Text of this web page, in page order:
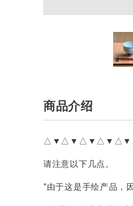
商品介绍
请注意以下几点。
*由于这是手绘产品，